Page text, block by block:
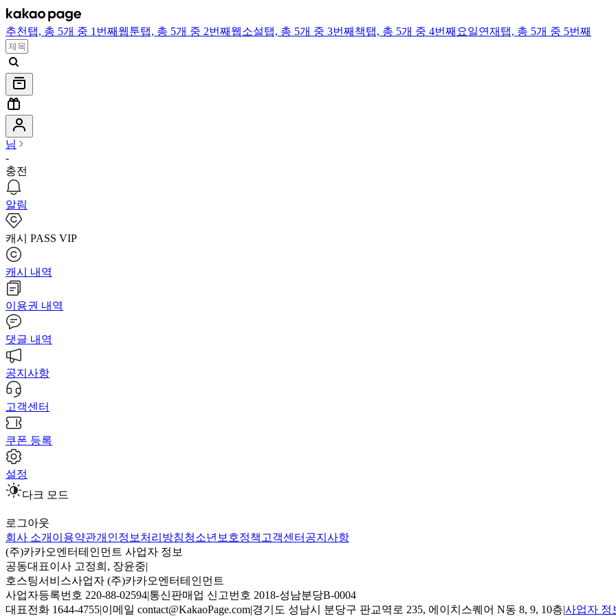
추천 탭, 총 5개 중 1번째 웹툰탭, 총 5개 중 2번째 웹소설탭, 총 5개 중 3번째 책탭, 총 5개 중 4번째 요일연재 탭, 총 5개 중 5번째
님
-
충전
알림
캐시 PASS VIP
캐시 내역
이용권 내역
댓글 내역
공지사항
고객센터
쿠폰 등록
설정
다크 모드
로그아웃
회사 소개 이용약관개인정보처리방침청소년보호정책 고객센터 공지사항
(주)카카오엔터테인먼트 사업자 정보
공동대표이사 고정희, 장윤중|
호스팅서비스사업자 (주)카카오엔터테인먼트
사업자등록번호 220-88-02594|통신판매업 신고번호 2018-성남분당B-0004
대표전화 1644-4755|이메일 contact@KakaoPage.com|경기도 성남시 분당구 판교역로 235, 에이치스퀘어 N동 8, 9, 10층|사업자 정